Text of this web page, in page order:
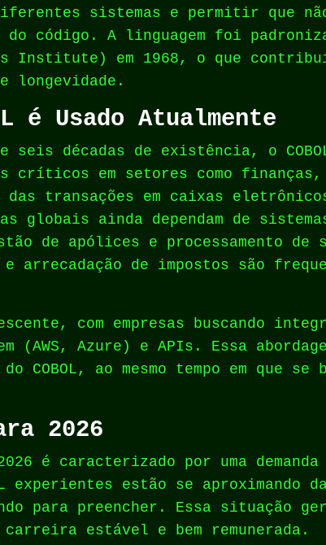
sistemas e permitir que não-
código. A linguagem foi
Institute) em 1968, o que
longevidade.
é Usado Atualmente
seis décadas de existência, o
críticos em setores como finanças,
das transações em caixas
globais ainda dependam de
de apólices e processamento de
de impostos são
com empresas buscando
(AWS, Azure) e APIs. Essa
ao mesmo tempo em que
2026
é caracterizado por uma
experientes estão se aproximando
para preencher. Essa situação
estável e bem remunerada.